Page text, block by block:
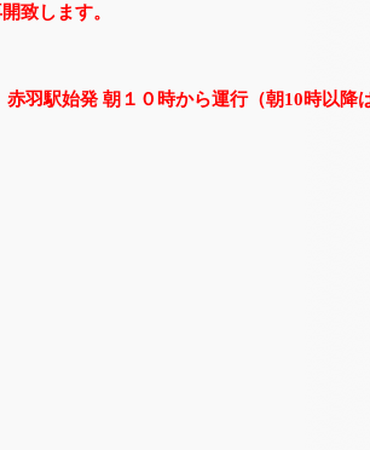
致します。
羽駅始発 朝１０時から運行（朝10時以降